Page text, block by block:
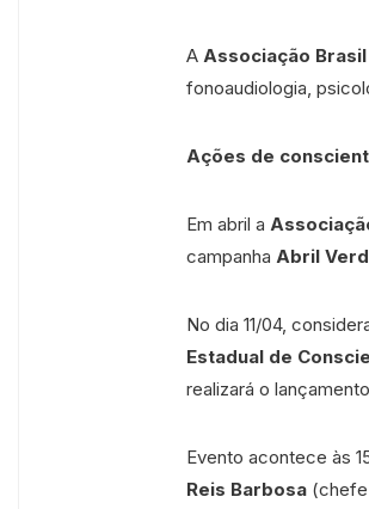
A Associação
fonoaudiologia,
Ações de
Em abril a
campanha Abril
No dia 11/04,
Estadual de
realizará o
Evento acontece às
Reis Barbosa